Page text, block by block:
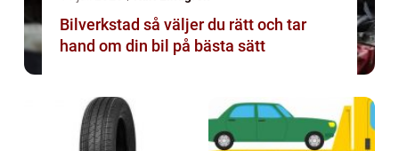
Bilverkstad så väljer du rätt och tar
hand om din bil på bästa sätt